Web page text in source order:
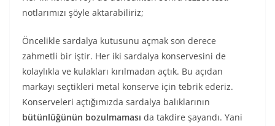
notlarımızı şöyle aktarabiliriz;
Öncelikle sardalya kutusunu açmak son derece
zahmetli bir iştir. Her iki sardalya konservesini de
kolaylıkla ve kulakları kırılmadan açtık. Bu açıdan
markayı seçtikleri metal konserve için tebrik ederiz.
Konserveleri açtığımızda sardalya balıklarının
bütünlüğünün bozulmaması da takdire şayandı. Yani